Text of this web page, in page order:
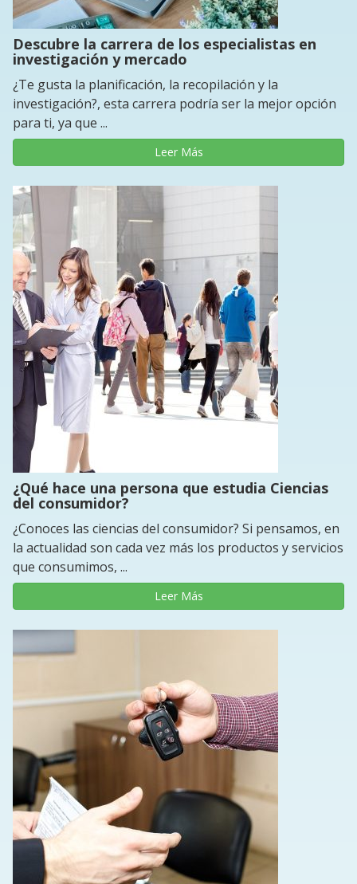
Descubre la carrera de los especialistas en
investigación y mercado
¿Te gusta la planificación, la recopilación y la
investigación?, esta carrera podría ser la mejor opción
para ti, ya que ...
Leer Más
¿Qué hace una persona que estudia Ciencias
del consumidor?
¿Conoces las ciencias del consumidor? Si pensamos, en
la actualidad son cada vez más los productos y servicios
que consumimos, ...
Leer Más